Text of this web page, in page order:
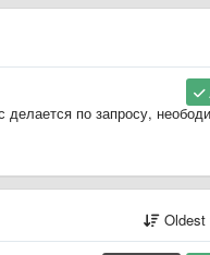
по запросу,
Oldest